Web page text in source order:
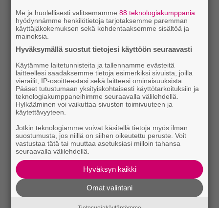
Me ja huolellisesti valitsemamme88 teknologiakumppania
hyödynnämme henkilötietoja tarjotaksemme paremman
käyttäjäkokemuksen sekä kohdentaaksemme sisältöä ja
mainoksia.
Hyväksymällä suostut tietojesi käyttöön seuraavasti
Käytämme laitetunnisteita ja tallennamme evästeitä
laitteellesi saadaksemme tietoja esimerkiksi sivuista, joilla
vierailit, IP-osoitteestasi sekä laitteesi ominaisuuksista.
Pääset tutustumaan yksityiskohtaisesti käyttötarkoituksiin ja
teknologiakumppaneihimme seuraavalla välilehdellä.
Hylkääminen voi vaikuttaa sivuston toimivuuteen ja
käytettävyyteen.
Jotkin teknologiamme voivat käsitellä tietoja myös ilman
suostumusta, jos niillä on siihen oikeutettu peruste. Voit
vastustaa tätä tai muuttaa asetuksiasi milloin tahansa
seuraavalla välilehdellä.
Hyväksyn kaikki
Omat valintani